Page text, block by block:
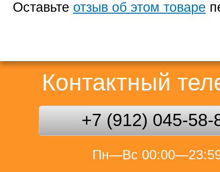
Оставьте отзыв об этом товаре
Контактный
+7 (912) 045-58-
Пн—Вс